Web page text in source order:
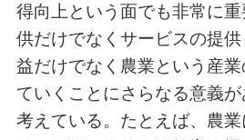
得向上という面でも非常に
供だけでなくサービスの提
益だけでなく農業という産
ていくことにさらなる意義
考えている。たとえば、農